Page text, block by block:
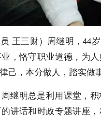
员 王三财）周继明，44
，恪守职业道德，为
己，本分做人，踏实做
周继明总是利用课堂，
讲话和时政专题讲座